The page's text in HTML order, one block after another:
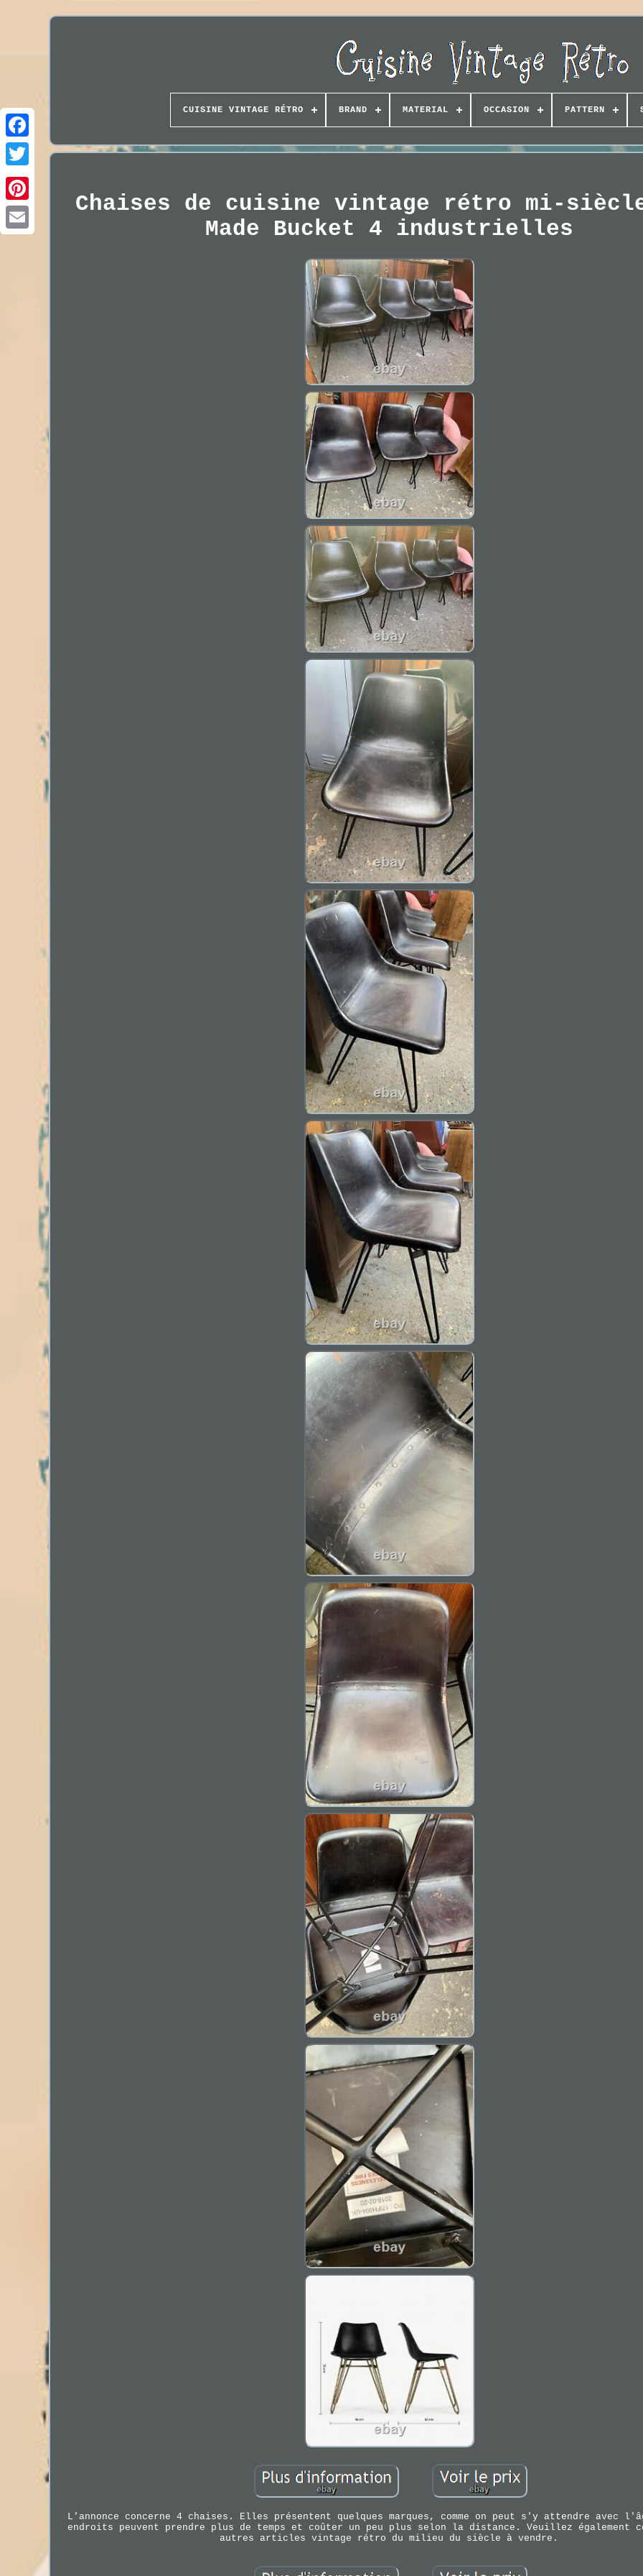
CUISINE VINTAGE RÉTRO BRAND MATERIAL OCCASION PATTERN
Chaises de cuisine vintage rétro mi-siècle
Made Bucket 4 industrielles
L'annonce concerne 4 chaises. Elles présentent quelques marques, comme on peut s'y attendre avec
endroits peuvent prendre plus de temps et coûter un peu plus selon la distance. Veuillez également
autres articles vintage rétro du milieu du siècle à vendre.